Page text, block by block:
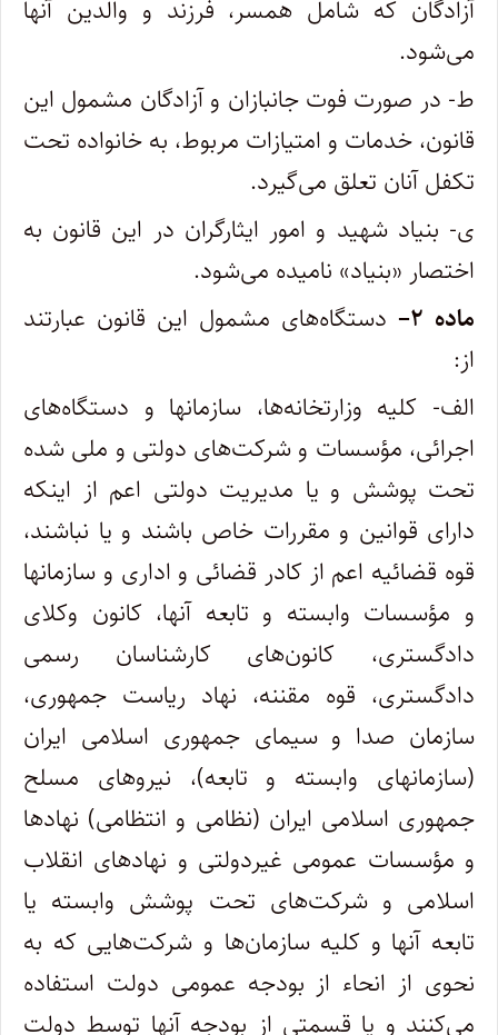
آزادگان که شامل همسر، فرزند و والدین آنها
می‌شود.
ط- در صورت فوت جانبازان و آزادگان مشمول این
قانون، خدمات و امتیازات مربوط، به خانواده تحت
تکفل آنان تعلق می‌گیرد.
ی- بنیاد شهید و امور ایثارگران در این قانون به
اختصار «بنیاد» نامیده می‌شود.
ماده ۲– دستگاه‌های مشمول این قانون عبارتند
از:
الف- کلیه وزارتخانه‌ها، سازمانها و دستگاه‌های
اجرائی، مؤسسات و شرکت‌های دولتی و ملی شده
تحت پوشش و یا مدیریت دولتی اعم از اینکه
دارای قوانین و مقررات خاص باشند و یا نباشند،
قوه قضائیه اعم از کادر قضائی و اداری و سازمانها
و مؤسسات وابسته و تابعه آنها، کانون وکلای
دادگستری، کانون‌های کارشناسان رسمی
دادگستری، قوه مقننه، نهاد ریاست جمهوری،
سازمان صدا و سیمای جمهوری اسلامی ایران
(سازمانهای وابسته و تابعه)، نیروهای مسلح
جمهوری اسلامی ایران (نظامی و انتظامی) نهادها
و مؤسسات عمومی غیردولتی و نهادهای انقلاب
اسلامی و شرکت‌های تحت پوشش وابسته یا
تابعه آنها و کلیه سازمان‌ها و شرکت‌هایی که به
نحوی از انحاء از بودجه عمومی دولت استفاده
می‌کنند و یا قسمتی از بودجه آنها توسط دولت